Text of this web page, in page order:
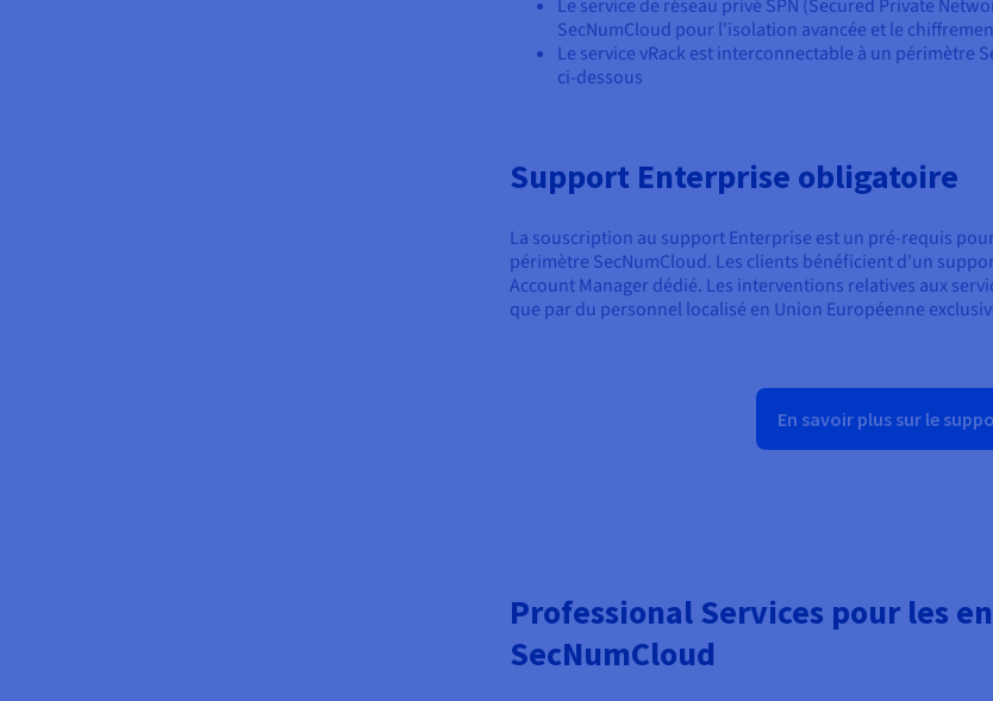
Le service de réseau privé SPN (Secured Private
SecNumCloud pour l'isolation avancée et le
Le service vRack est interconnectable à un périmètre
ci-dessous
Support Enterprise obligatoire
La souscription au support Enterprise est un pré-requis
périmètre SecNumCloud. Les clients bénéficient d'un
Account Manager dédié. Les interventions relatives aux
que par du personnel localisé en Union Européenne
En savoir plus sur le
Professional Services pour les
SecNumCloud